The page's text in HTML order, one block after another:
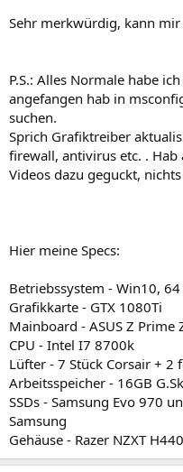
Sehr merkwürdig, kann mir
P.S.: Alles Normale habe
angefangen hab in
suchen.
Sprich Grafiktreiber
firewall, antivirus etc. . Hab
Videos dazu geguckt,
Hier meine Specs:
Betriebssystem - Win10,
Grafikkarte - GTX 1080Ti
Mainboard - ASUS Z Prime
CPU - Intel I7 8700k
Lüfter - 7 Stück Corsair + 2
Arbeitsspeicher - 16GB
SSDs - Samsung Evo 970
Samsung
Gehäuse - Razer NZXT H440